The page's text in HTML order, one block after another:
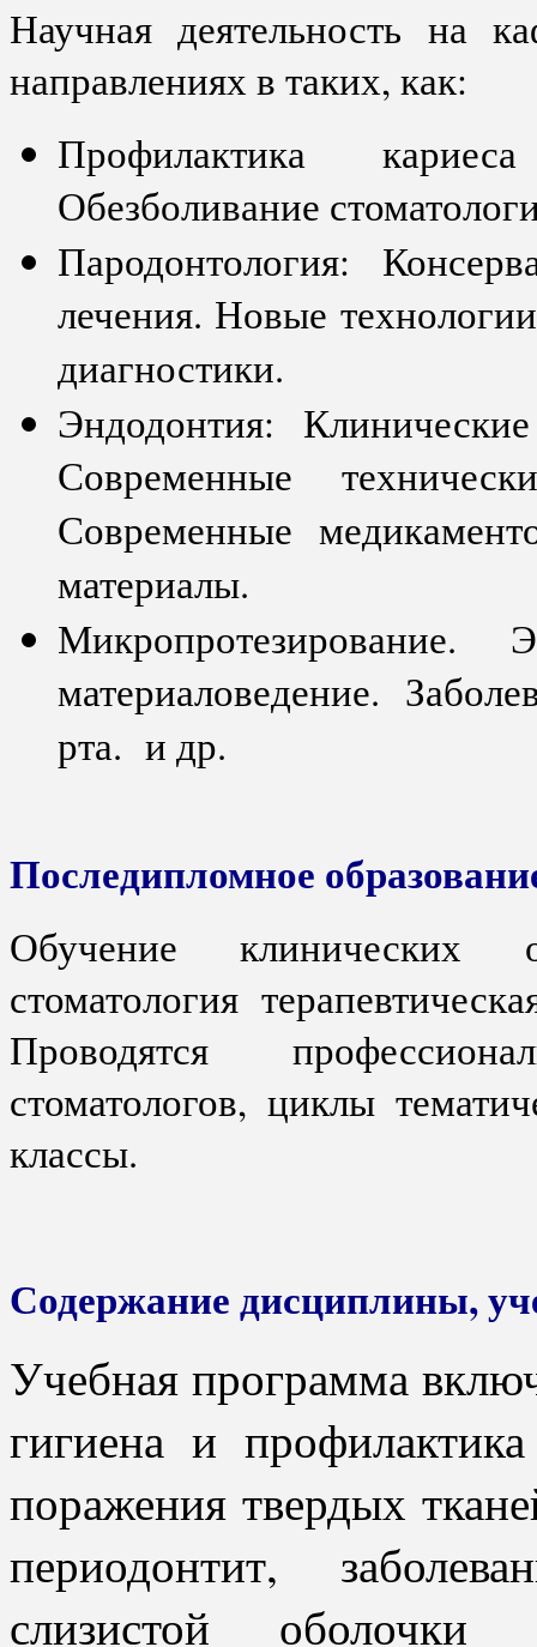
Научная деятельность на
направлениях в таких, как:
Профилактика
Обезболивание
Пародонтология:
лечения. Новые
диагностики.
Эндодонтия:
Современные
Современные
материалы.
Микропротезирование.
материаловедение.
рта. и др.
Последипломное
Обучение клинических
стоматология
Проводятся
стоматологов, циклы
классы.
Содержание дисциплины,
Учебная программа
гигиена и
поражения твердых
периодонтит,
слизистой оболочки